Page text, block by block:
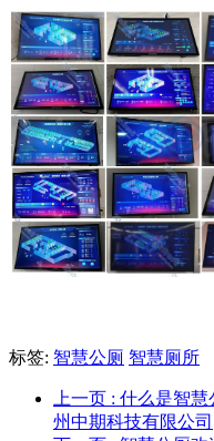
标签: 智慧公厕 智慧厕所
上一页 : 什么是智
州中期科技有限公司